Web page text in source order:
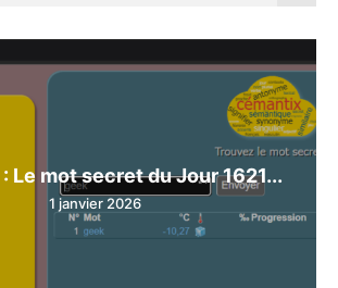
Le mot secret du Jour 1621...
1 janvier 2026